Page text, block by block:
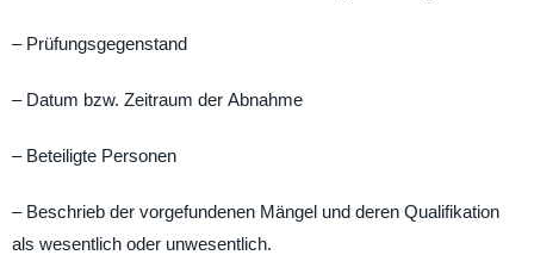
– Prüfungsgegenstand
– Datum bzw. Zeitraum der Abnahme
– Beteiligte Personen
– Beschrieb der vorgefundenen Mängel und deren Qualifikation
als wesentlich oder unwesentlich.